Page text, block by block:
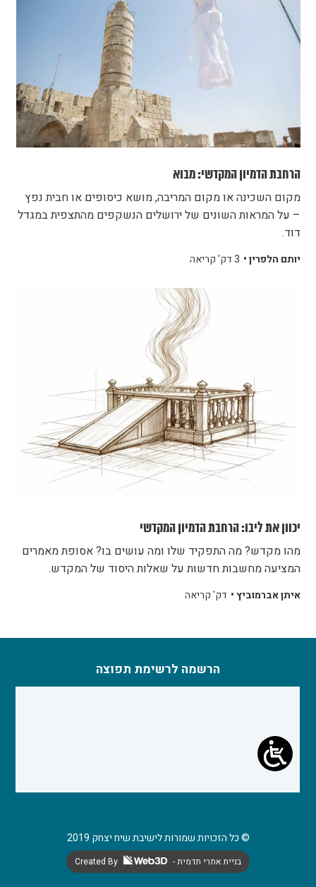
הרחבת הדמיון המקדשי: מבוא
יותם הלפרין • 3 דק' קריאה
מקום השכינה או מקום המריבה, מושא כיסופים או חבית נפץ
– על המראות השונים של ירושלים הנשקפים מהתצפית במגדל
דוד.
יכוון את ליבו: הרחבת הדמיון המקדשי
איתן אברמוביץ • דק' קריאה
מהו מקדש? מה התפקיד שלו ומה עושים בו? אסופת מאמרים
המציעה מחשבות חדשות על שאלות היסוד של המקדש.
הרשמה לרשימת תפוצה
© כל הזכויות שמורות לישיבת שיח יצחק 2019
Created By - בניית אתרי תדמית